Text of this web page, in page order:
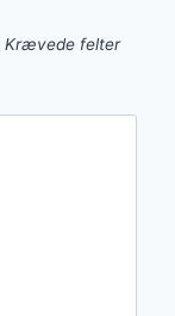
Krævede felter